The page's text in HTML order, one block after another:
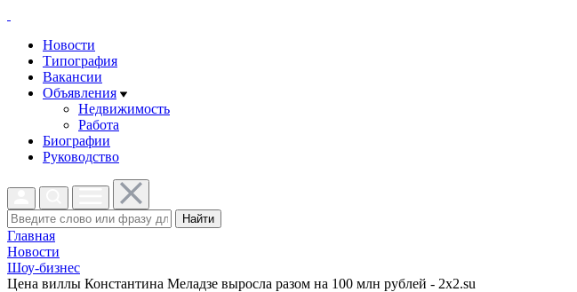
Новости
Типография
Вакансии
Объявления
Недвижимость
Работа
Биографии
Руководство
Найти
Главная
Новости
Шоу-бизнес
Цена виллы Константина Меладзе выросла разом на 100 млн рублей - 2x2.su